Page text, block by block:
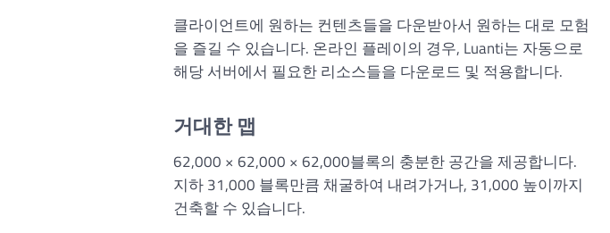
클라이언트에 원하는 컨텐츠들을 다운받아서 원하는 대로 모험
을 즐길 수 있습니다. 온라인 플레이의 경우, Luanti는 자동으로
해당 서버에서 필요한 리소스들을 다운로드 및 적용합니다.
거대한 맵
62,000 × 62,000 × 62,000블록의 충분한 공간을 제공합니다.
지하 31,000 블록만큼 채굴하여 내려가거나, 31,000 높이까지
건축할 수 있습니다.